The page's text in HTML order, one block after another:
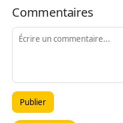
Commentaires
Publier